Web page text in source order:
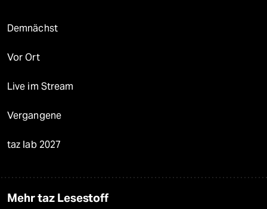
Demnächst
Vor Ort
Live im Stream
Vergangene
taz lab 2027
Mehr taz Lesestoff